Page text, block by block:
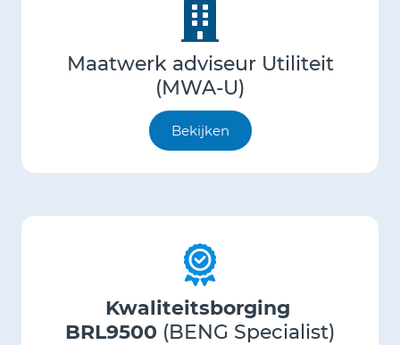
Maatwerk adviseur Utiliteit
(MWA-U)
Bekijken
Kwaliteitsborging
BRL9500 (BENG Specialist)